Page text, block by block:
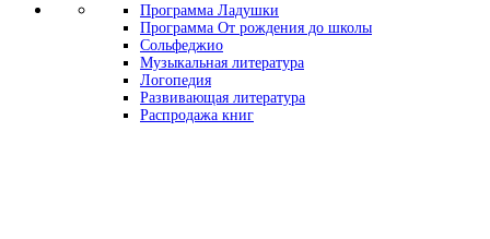
Программа Ладушки
Программа От рождения до школы
Сольфеджио
Музыкальная литература
Логопедия
Развивающая литература
Распродажа книг